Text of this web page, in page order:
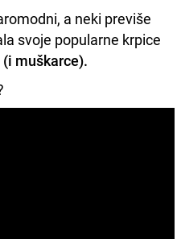
a neki previše
svoje popularne krpice
muškarce).